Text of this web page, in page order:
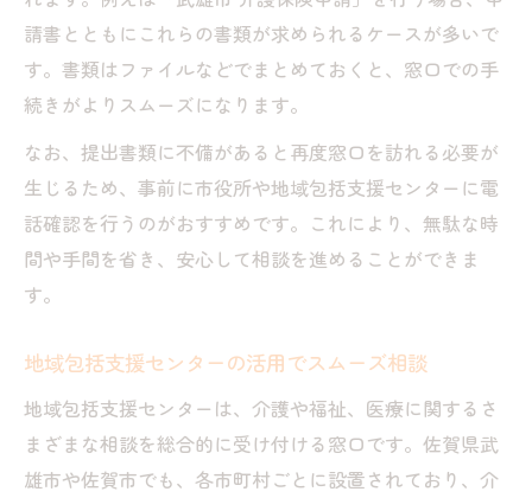
請書とともにこれらの書類が求められるケースが多いで
す。書類はファイルなどでまとめておくと、窓口での手
続きがよりスムーズになります。
なお、提出書類に不備があると再度窓口を訪れる必要が
生じるため、事前に市役所や地域包括支援センターに電
話確認を行うのがおすすめです。これにより、無駄な時
間や手間を省き、安心して相談を進めることができま
す。
地域包括支援センターの活用でスムーズ相談
地域包括支援センターは、介護や福祉、医療に関するさ
まざまな相談を総合的に受け付ける窓口です。佐賀県武
雄市や佐賀市でも、各市町村ごとに設置されており、介